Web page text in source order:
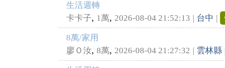
生活週轉
卡卡子, 1萬, 2026-08-04 21:52:13 | 台中 |
8萬/家用
廖Ｏ汝, 8萬, 2026-08-04 21:27:32 | 雲林縣